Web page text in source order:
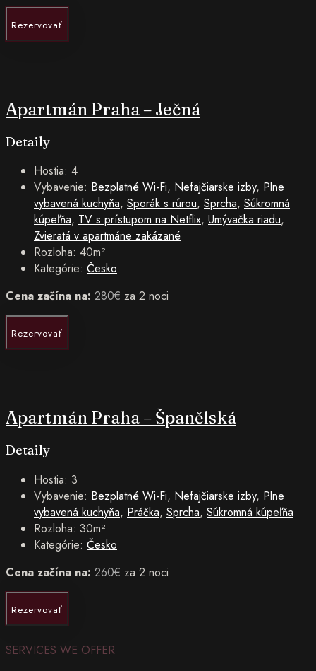
Rezervovať
Apartmán Praha – Ječná
Detaily
Hostia: 4
Vybavenie: Bezplatné Wi-Fi, Nefajčiarske izby, Plne
vybavená kuchyňa, Sporák s rúrou, Sprcha, Súkromná
kúpeľňa, TV s prístupom na Netflix, Umývačka riadu,
Zvieratá v apartmáne zakázané
Rozloha: 40m²
Kategórie: Česko
Cena začína na: 280€ za 2 noci
Rezervovať
Apartmán Praha – Španělská
Detaily
Hostia: 3
Vybavenie: Bezplatné Wi-Fi, Nefajčiarske izby, Plne
vybavená kuchyňa, Práčka, Sprcha, Súkromná kúpeľňa
Rozloha: 30m²
Kategórie: Česko
Cena začína na: 260€ za 2 noci
Rezervovať
SERVICES WE OFFER